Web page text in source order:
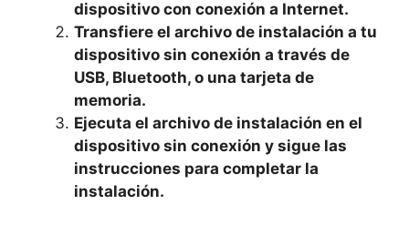
dispositivo con conexión a Internet.
Transfiere el archivo de instalación a tu
dispositivo sin conexión a través de
USB, Bluetooth, o una tarjeta de
memoria.
Ejecuta el archivo de instalación en el
dispositivo sin conexión y sigue las
instrucciones para completar la
instalación.